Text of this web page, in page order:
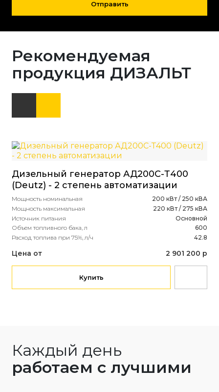
Отправить
Рекомендуемая
продукция ДИЗАЛЬТ
Дизельный генератор АД200С-Т400
(Deutz) - 2 степень автоматизации
Мощность номинальная
200 кВт / 250 кВА
Мощность максимальная
220 кВт / 275 кВА
Источник питания
Основной
Объем топливного бака, л
600
Расход топлива при 75%, л/ч
42.8
Цена от 2 901 200 р
Купить
Каждый день
работаем с лучшими